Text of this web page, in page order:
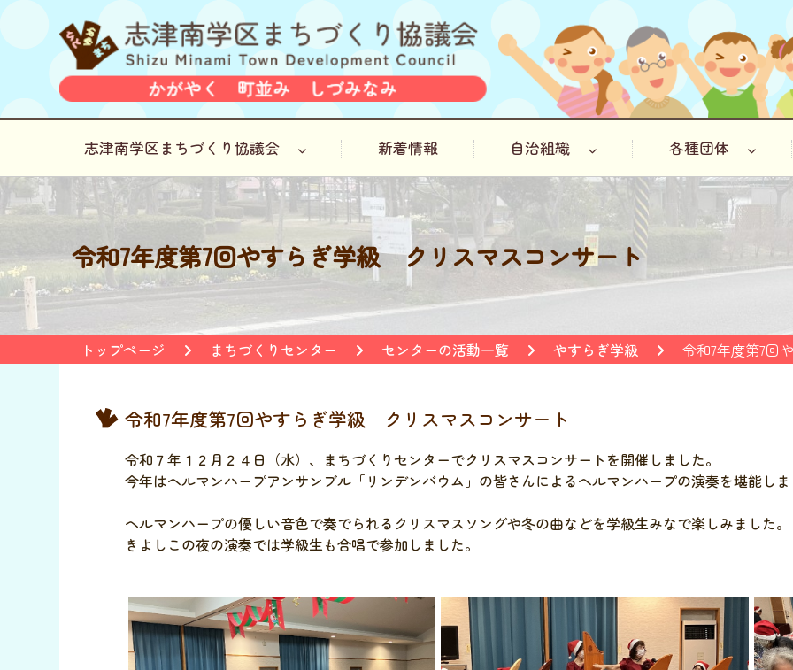
志津南学区まちづくり協議会 新着情報 自治組織 各種団体
令和7年度第7回やすらぎ学級 クリスマスコンサート
トップページ まちづくりセンター センターの活動一覧 やすらぎ学級 令和7年度第7回
令和7年度第7回やすらぎ学級 クリスマスコンサート
令和７年１２月２４日（水）、まちづくりセンターでクリスマスコンサートを開催しました。
今年はヘルマンハープアンサンブル「リンデンバウム」の皆さんによるヘルマンハープの演奏を堪能し
ヘルマンハープの優しい音色で奏でられるクリスマスソングや冬の曲などを学級生みなで楽しみました。
きよしこの夜の演奏では学級生も合唱で参加しました。